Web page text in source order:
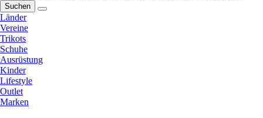
Suchen
Länder
Vereine
Trikots
Schuhe
Ausrüstung
Kinder
Lifestyle
Outlet
Marken